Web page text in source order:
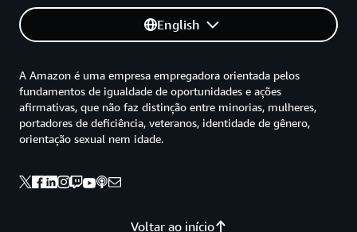
English
Voltar ao início
A Amazon é uma empresa empregadora orientada pelos
fundamentos de igualdade de oportunidades e ações
afirmativas, que não faz distinção entre minorias, mulheres,
portadores de deficiência, veteranos, identidade de gênero,
orientação sexual nem idade.